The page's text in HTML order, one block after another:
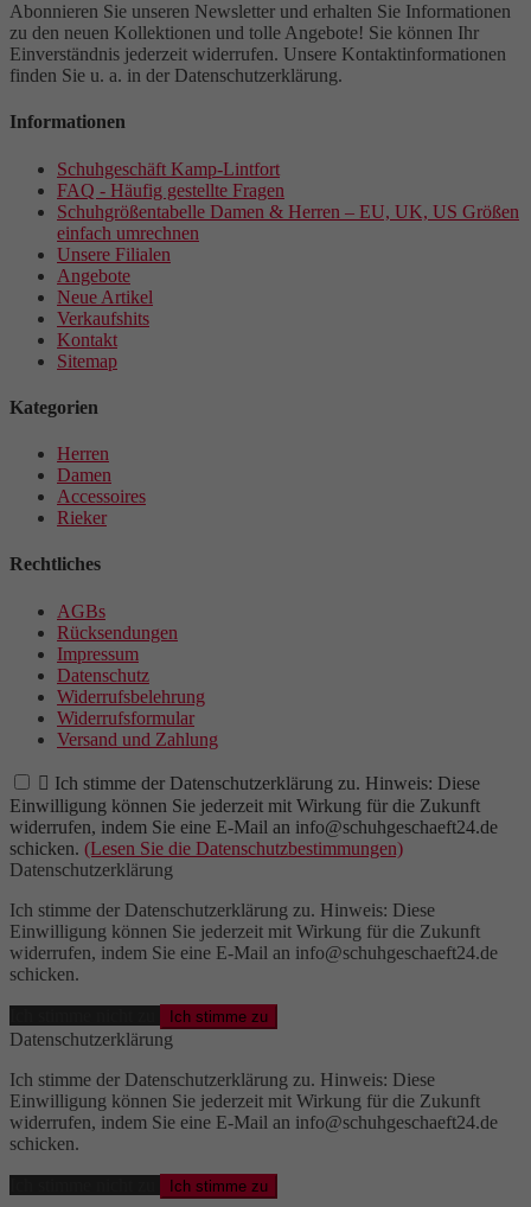
Abonnieren Sie unseren Newsletter und erhalten Sie Informationen
zu den neuen Kollektionen und tolle Angebote! Sie können Ihr
Einverständnis jederzeit widerrufen. Unsere Kontaktinformationen
finden Sie u. a. in der Datenschutzerklärung.
Informationen
Schuhgeschäft Kamp-Lintfort
FAQ - Häufig gestellte Fragen
Schuhgrößentabelle Damen & Herren – EU, UK, US Größen
einfach umrechnen
Unsere Filialen
Angebote
Neue Artikel
Verkaufshits
Kontakt
Sitemap
Kategorien
Herren
Damen
Accessoires
Rieker
Rechtliches
AGBs
Rücksendungen
Impressum
Datenschutz
Widerrufsbelehrung
Widerrufsformular
Versand und Zahlung
 Ich stimme der Datenschutzerklärung zu. Hinweis: Diese
Einwilligung können Sie jederzeit mit Wirkung für die Zukunft
widerrufen, indem Sie eine E-Mail an info@schuhgeschaeft24.de
schicken. (Lesen Sie die Datenschutzbestimmungen)
Datenschutzerklärung
Ich stimme der Datenschutzerklärung zu. Hinweis: Diese
Einwilligung können Sie jederzeit mit Wirkung für die Zukunft
widerrufen, indem Sie eine E-Mail an info@schuhgeschaeft24.de
schicken.
Ich stimme zu
Datenschutzerklärung
Ich stimme der Datenschutzerklärung zu. Hinweis: Diese
Einwilligung können Sie jederzeit mit Wirkung für die Zukunft
widerrufen, indem Sie eine E-Mail an info@schuhgeschaeft24.de
schicken.
Ich stimme zu